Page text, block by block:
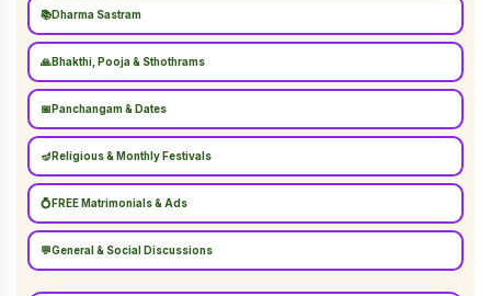
📚Dharma Sastram
🙏Bhakthi, Pooja & Sthothrams
📅 Panchangam & Dates
🪔 Religious & Monthly Festivals
💍 FREE Matrimonials & Ads
💬General & Social Discussions